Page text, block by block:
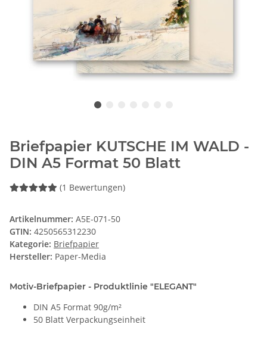
Briefpapier KUTSCHE IM WALD -
DIN A5 Format 50 Blatt
(1 Bewertungen)
Artikelnummer: A5E-071-50
GTIN: 4250565312230
Kategorie: Briefpapier
Hersteller: Paper-Media
Motiv-Briefpapier - Produktlinie "ELEGANT"
DIN A5 Format 90g/m²
50 Blatt Verpackungseinheit